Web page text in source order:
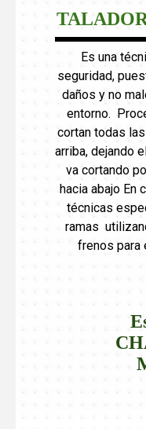
Es una
seguridad,
daños y no
entorno.
cortan todas
arriba, dejando
va cortando
hacia abajo En
técnicas
ramas
frenos para